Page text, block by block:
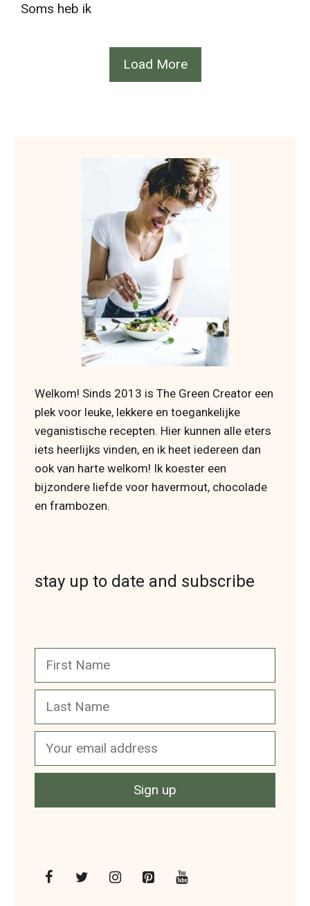
Soms heb ik
Load More
Welkom! Sinds 2013 is The Green Creator een
plek voor leuke, lekkere en toegankelijke
veganistische recepten. Hier kunnen alle eters
iets heerlijks vinden, en ik heet iedereen dan
ook van harte welkom! Ik koester een
bijzondere liefde voor havermout, chocolade
en frambozen.
stay up to date and subscribe